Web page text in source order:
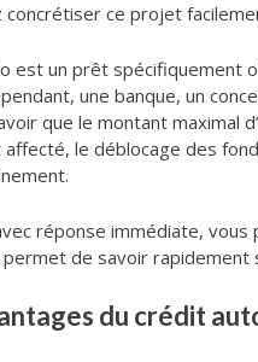
ce projet
est un prêt spécifiquement
une banque, un
que le montant maximal
affecté, le déblocage des
réponse immédiate,
permet de savoir
du crédit